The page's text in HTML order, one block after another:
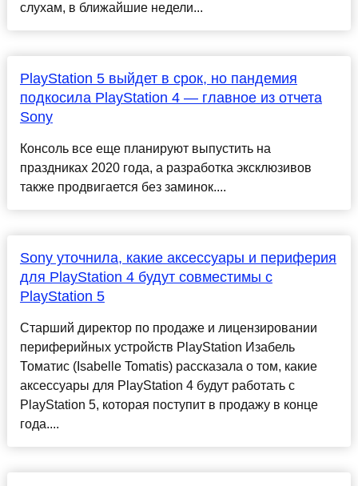
слухам, в ближайшие недели...
PlayStation 5 выйдет в срок, но пандемия
подкосила PlayStation 4 — главное из отчета
Sony
Консоль все еще планируют выпустить на
праздниках 2020 года, а разработка эксклюзивов
также продвигается без заминок....
Sony уточнила, какие аксессуары и периферия
для PlayStation 4 будут совместимы с
PlayStation 5
Старший директор по продаже и лицензировании
периферийных устройств PlayStation Изабель
Томатис (Isabelle Tomatis) рассказала о том, какие
аксессуары для PlayStation 4 будут работать с
PlayStation 5, которая поступит в продажу в конце
года....